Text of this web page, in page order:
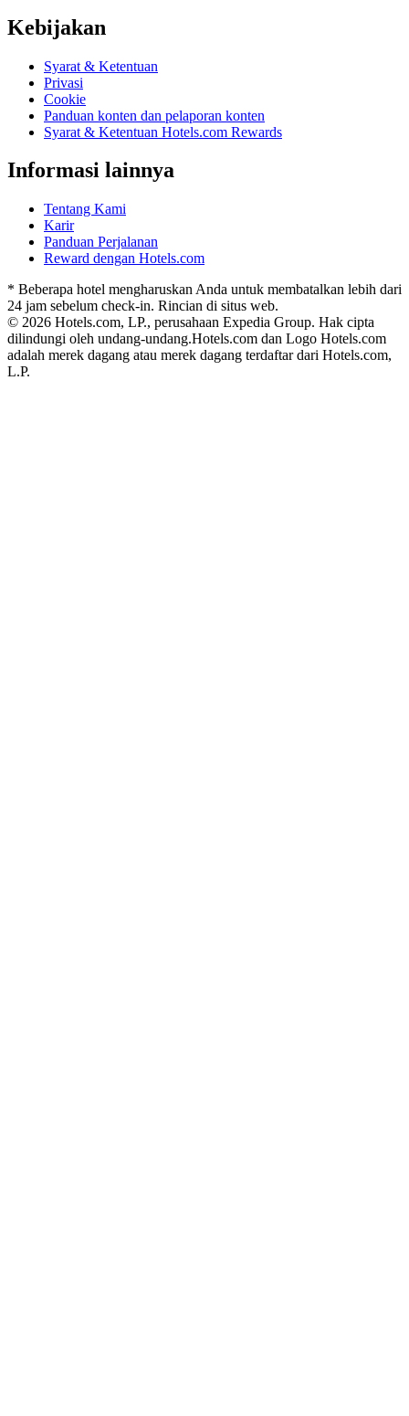
Kebijakan
Syarat & Ketentuan
Privasi
Cookie
Panduan konten dan pelaporan konten
Syarat & Ketentuan Hotels.com Rewards
Informasi lainnya
Tentang Kami
Karir
Panduan Perjalanan
Reward dengan Hotels.com
* Beberapa hotel mengharuskan Anda untuk membatalkan lebih dari
24 jam sebelum check-in. Rincian di situs web.
© 2026 Hotels.com, LP., perusahaan Expedia Group. Hak cipta
dilindungi oleh undang-undang.Hotels.com dan Logo Hotels.com
adalah merek dagang atau merek dagang terdaftar dari Hotels.com,
L.P.